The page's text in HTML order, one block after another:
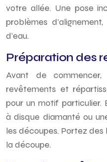
votre allée. Une pose
problèmes
d’eau.
Préparation des
Avant de
revêtements et
pour un motif particulier.
à disque diamanté ou
les découpes. Portez
la découpe.